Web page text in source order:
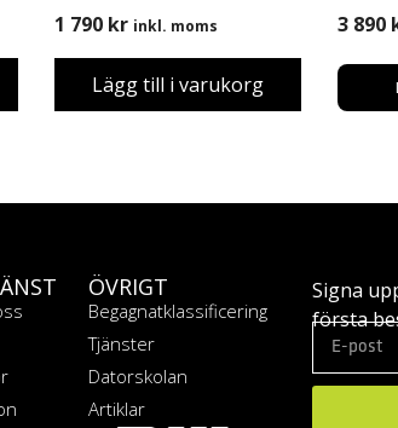
1 790 kr inkl. moms
Lägg till i varukorg
3 890
ÖVRIGT
Begagnatklassificering
Tjänster
Datorskolan
Artiklar
Signa
första